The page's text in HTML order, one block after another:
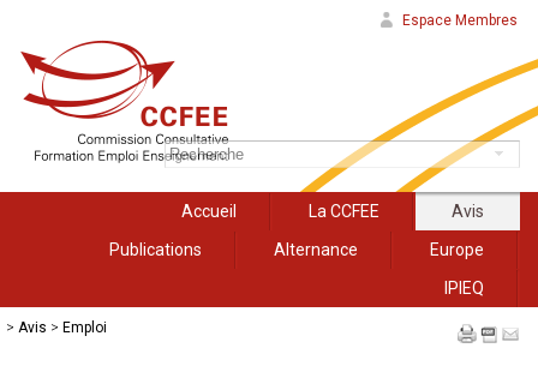
Espace Membres
Accueil La CCFEE
Avis
Publications
Alternance
Europe
IPIEQ
> Avis > Emploi